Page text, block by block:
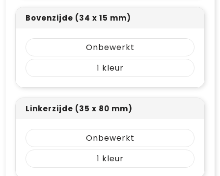
Bovenzijde (34 x 15 mm)
Onbewerkt
1
Linkerzijde (35 x 80 mm)
Onbewerkt
1